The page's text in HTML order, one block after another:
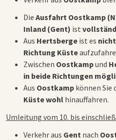
Die Ausfahrt Oostkamp
Inland (Gent) ist
Aus Hertsberge ist es
Richtung Küste
Zwischen Oostkampund
in beide Richtungen
Aus Oostkamp können Sie
Küstewohl hinauffahren.
Umleitung vom 10. bis
Verkehr aus Gent nach